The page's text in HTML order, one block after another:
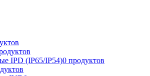
IPD (IP65/IP54)0 продуктов